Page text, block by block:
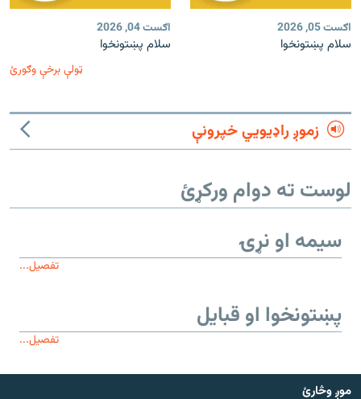
اګست 05, 2026
سلام پښتونخوا
اګست 04, 2026
سلام پښتونخوا
ټولې برخې وګورئ
زموږ راډیويي خپرونې
لوست ته دوام ورکړئ
سیمه او نړۍ
تفصیل...
پښتونخوا او قبایل
تفصیل...
موږ وڅارئ